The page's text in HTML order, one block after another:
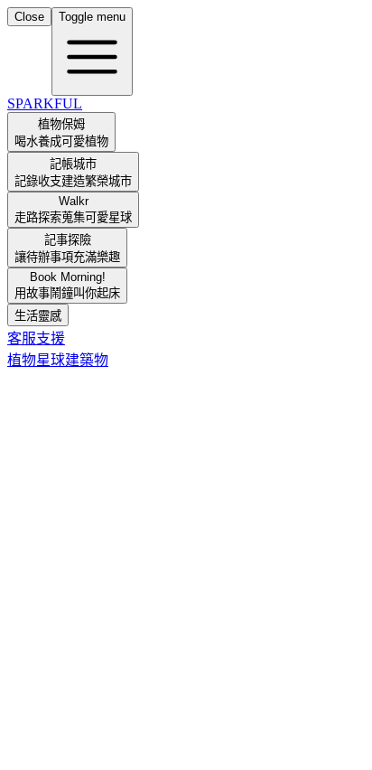
Close Toggle menu
SPARKFUL
植物保姆
喝水養成可愛植物
記帳城市
記錄收支建造繁榮城市
Walkr
走路探索蒐集可愛星球
記事探險
讓待辦事項充滿樂趣
Book Morning!
用故事鬧鐘叫你起床
生活靈感
客服支援
植物星球建築物